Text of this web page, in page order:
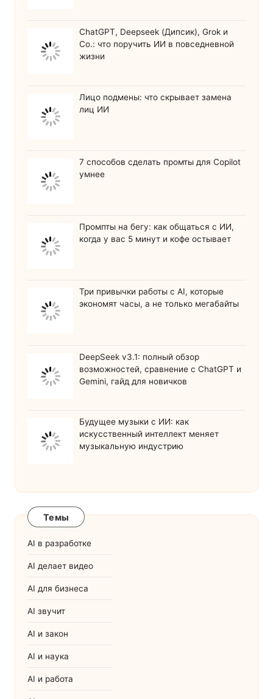
ChatGPT, Deepseek (Дипсик), Grok и
Co.: что поручить ИИ в повседневной
жизни
Лицо подмены: что скрывает замена
лиц ИИ
7 способов сделать промты для Copilot
умнее
Промпты на бегу: как общаться с ИИ,
когда у вас 5 минут и кофе остывает
Три привычки работы с AI, которые
экономят часы, а не только мегабайты
DeepSeek v3.1: полный обзор
возможностей, сравнение с ChatGPT и
Gemini, гайд для новичков
Будущее музыки с ИИ: как
искусственный интеллект меняет
музыкальную индустрию
Темы
AI в разработке
AI делает видео
AI для бизнеса
AI звучит
AI и закон
AI и наука
AI и работа